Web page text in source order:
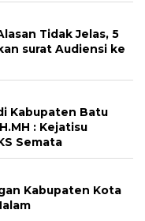
Tidak Jelas, 5
surat Audiensi ke
Kabupaten Batu
: Kejatisu
Semata
Kabupaten Kota